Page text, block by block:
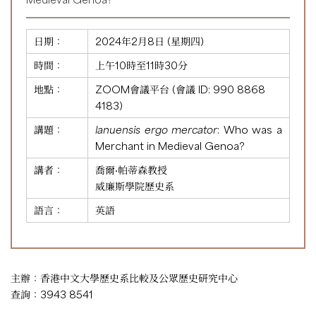
日期：
2024年2月8日 (星期四)
時間：
上午10時至11時30分
地點：
ZOOM會議平台 (會議 ID: 990 8868
4183)
講題：
lanuensis ergo mercator: Who was a
Merchant in Medieval Genoa?
講者：
喬爾·帕蒂森教授
威廉斯學院歷史系
語言：
英語
主辦：香港中文大學歷史系比較及公眾歷史研究中心
查詢：3943 8541